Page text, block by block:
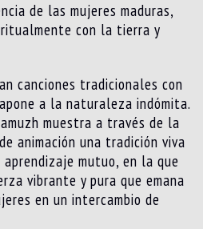
de las mujeres maduras,
con la tierra y
canciones tradicionales con
a la naturaleza indómita.
muestra a través de la
animación una tradición viva
mutuo, en la que
vibrante y pura que emana
en un intercambio de